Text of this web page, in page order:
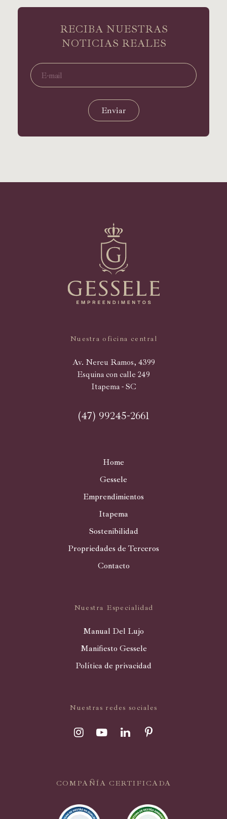
RECIBA NUESTRAS
NOTICIAS REALES
Enviar
Nuestra oficina central
Av. Nereu Ramos, 4399
Esquina con calle 249
Itapema - SC
(47) 99245-2661
Home
Gessele
Emprendimientos
Itapema
Sostenibilidad
Propriedades de Terceros
Contacto
Nuestra Especialidad
Manual Del Lujo
Manifiesto Gessele
Política de privacidad
Nuestras redes sociales
COMPAÑÍA CERTIFICADA